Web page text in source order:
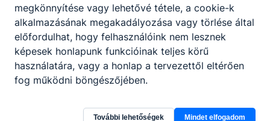
elképzeléseket,
nyilatkozat arra vonatkozóan, hogy a
pályázó hozzájárul a teljes pályázati
anyagának sokszorosításához,
továbbításához (harmadik személlyel
közlés), tudomásul veszi és kifejezetten
hozzájárul, hogy a pályázat részét
a honlapján nyilvánosságra hozza,
megkönnyítése vagy lehetővé tétele, a cookie-k
alkalmazásának megakadályozása vagy törlése által
előfordulhat, hogy felhasználóink nem lesznek
képesek honlapunk funkcióinak teljes körű
használatára, vagy a honlap a tervezettől eltérően
fog működni böngészőjében.
További lehetőségek Mindet elfogadom